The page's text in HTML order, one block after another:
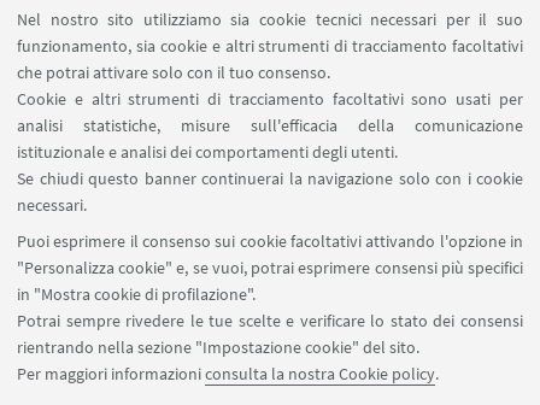
Nel nostro sito utilizziamo sia cookie tecnici necessari per il suo
funzionamento, sia cookie e altri strumenti di tracciamento facoltativi
che potrai attivare solo con il tuo consenso.
Cookie e altri strumenti di tracciamento facoltativi sono usati per
analisi statistiche, misure sull'efficacia della comunicazione
istituzionale e analisi dei comportamenti degli utenti.
Se chiudi questo banner continuerai la navigazione solo con i cookie
necessari.
Puoi esprimere il consenso sui cookie facoltativi attivando l'opzione in
"Personalizza cookie" e, se vuoi, potrai esprimere consensi più specifici
in "Mostra cookie di profilazione".
Potrai sempre rivedere le tue scelte e verificare lo stato dei consensi
rientrando nella sezione "Impostazione cookie" del sito.
Per maggiori informazioniconsulta la nostra Cookie policy.
in Magna Grecia, in uno dei siti più importanti e
strategici del mondo greco e del Mediterraneo. È
una esperienza altamente formativa per gli allievi e
le allieve della Scuola, offrendo la preziosa
opportunità di crescita professionale.
Per seguire il progetto su Instagram,
scuola_archeologia_unibo; su Facebook, Locri
Archaeological Project – News from History